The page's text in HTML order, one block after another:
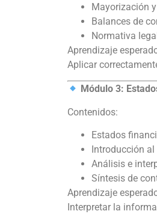
Mayorización
Balances de
Normativa
Aprendizaje
Aplicar
Módulo 3:
Contenidos:
Estados
Introducción
Análisis e
Síntesis de
Aprendizaje
Interpretar la